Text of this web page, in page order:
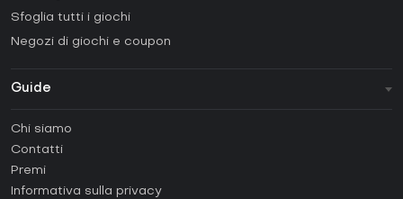
Sfoglia tutti i giochi
Negozi di giochi e coupon
Guide
Come attivare una Steam CD Key?
Come attivare una Epic Games CD Key?
Chi siamo
Contatti
Premi
Informativa sulla privacy